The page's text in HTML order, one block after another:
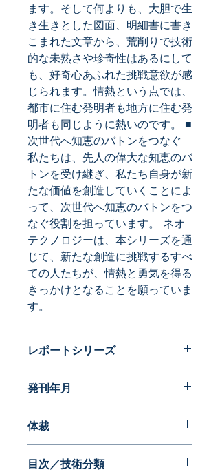
ます。そして何よりも、大胆で生
き生きとした図面、明細書に書き
こまれた文章から、荒削りで技術
的な未熟さや珍奇性はあるにして
も、好奇心あふれた挑戦意欲が感
じられます。情熱という点では、
都市に住む発明者も地方に住む発
明者も同じように熱いのです。 ■
次世代へ知恵のバトンをつなぐ
私たちは、先人の偉大な知恵のバ
トンを受け継ぎ、私たち自身が新
たな価値を創造していくことによ
って、次世代へ知恵のバトンをつ
なぐ役割を担っています。 ネオ
テクノロジーは、本シリーズを通
じて、新たな創造に挑戦するすべ
ての人たちが、情熱と勇気を得る
きっかけとなることを願っていま
す。
レポートシリーズ
発刊年月
体裁
目次／技術分類